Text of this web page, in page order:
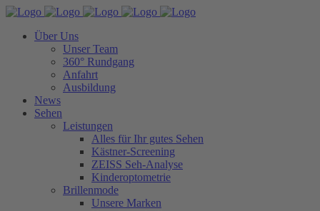
Über Uns
Unser Team
360° Rundgang
Anfahrt
Ausbildung
News
Sehen
Leistungen
Alles für Ihr gutes Sehen
Kästner-Screening
ZEISS Seh-Analyse
Kinderoptometrie
Brillenmode
Unsere Marken